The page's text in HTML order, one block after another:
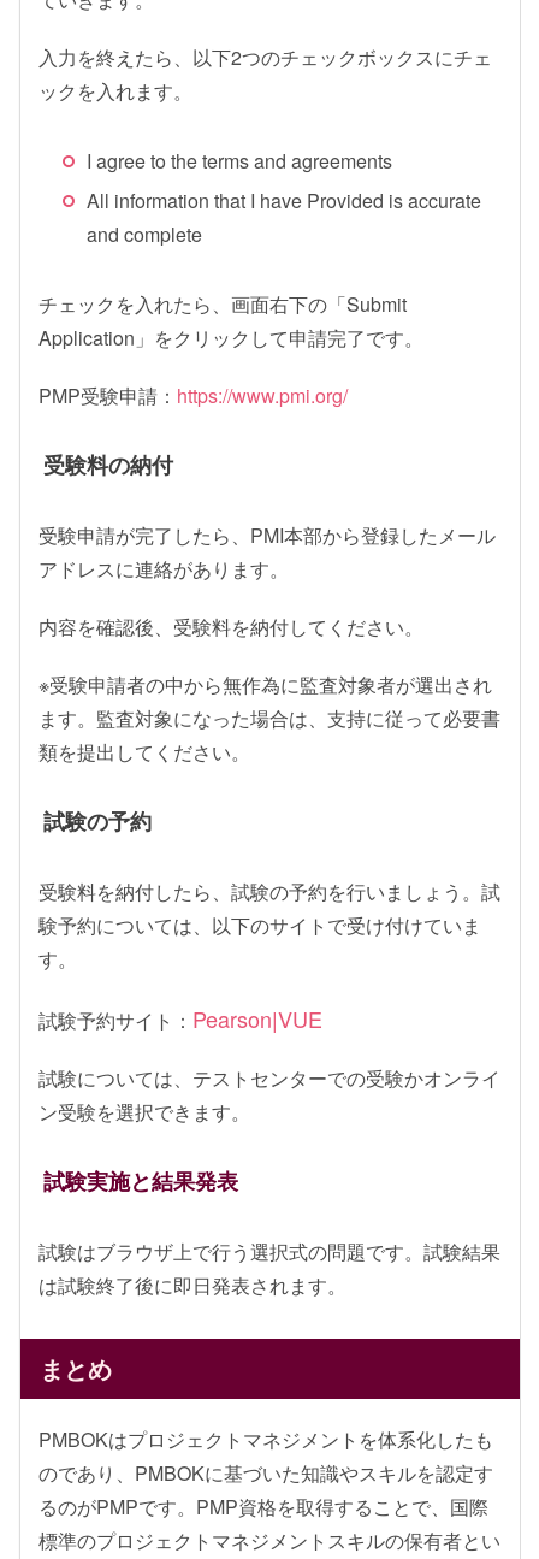
入力を終えたら、以下2つのチェックボックスにチェ
ックを入れます。
I agree to the terms and agreements
All information that I have Provided is accurate
and complete
チェックを入れたら、画面右下の「Submit
Application」をクリックして申請完了です。
PMP受験申請： https://www.pmi.org/
受験料の納付
受験申請が完了したら、PMI本部から登録したメール
アドレスに連絡があります。
内容を確認後、受験料を納付してください。
※受験申請者の中から無作為に監査対象者が選出され
ます。監査対象になった場合は、支持に従って必要書
類を提出してください。
試験の予約
受験料を納付したら、試験の予約を行いましょう。試
験予約については、以下のサイトで受け付けていま
す。
試験予約サイト： Pearson|VUE
試験については、テストセンターでの受験かオンライ
ン受験を選択できます。
試験実施と結果発表
試験はブラウザ上で行う選択式の問題です。試験結果
は試験終了後に即日発表されます。
まとめ
PMBOKはプロジェクトマネジメントを体系化したも
のであり、PMBOKに基づいた知識やスキルを認定す
るのがPMPです。PMP資格を取得することで、国際
標準のプロジェクトマネジメントスキルの保有者とい